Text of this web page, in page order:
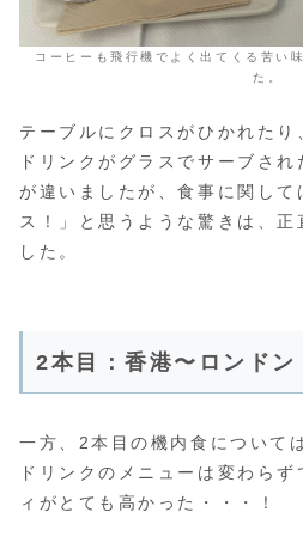
コーヒーも飛行機でよく出てくる苦い
た。
テーブルにクロスがひかれたり
ドリンクがグラスでサーブさ
が違いましたが、食事に関して
ス！」と思うような驚きは、
した。
2本目：香港〜ロンドン
一方、2本目の機内食について
ドリンクのメニューは変わら
ィがとても高かった・・・！